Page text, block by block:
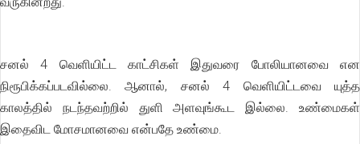
சனல் 4 வெளியிட்ட காட்சிகள் இதுவரை போலியானவை என
நிரூபிக்கப்படவில்லை. ஆனால், சனல் 4 வெளியிட்டவை யுத்த
காலத்தில் நடந்தவற்றில் துளி அளவுங்கூட இல்லை. உண்மைகள்
இதைவிட மோசமானவை என்பதே உண்மை.